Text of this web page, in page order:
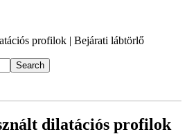
profilok | Bejárati lábtörlő
dilatációs profilok